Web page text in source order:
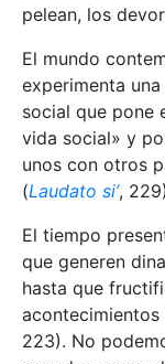
pelean, los
El mundo
experimenta
social que pone
vida social» y
unos con otros
(Laudato si’,
El tiempo
que generen
hasta que
223). No